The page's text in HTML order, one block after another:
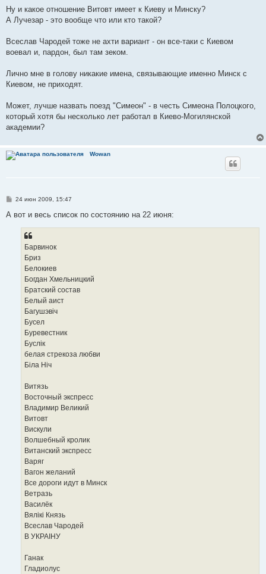
Ну и какое отношение Витовт имеет к Киеву и Минску?
А Лучезар - это вообще что или кто такой?
Всеслав Чародей тоже не ахти вариант - он все-таки с Киевом
воевал и, пардон, был там зеком.
Лично мне в голову никакие имена, связывающие именно Минск с
Киевом, не приходят.
Может, лучше назвать поезд "Симеон" - в честь Симеона Полоцкого,
который хотя бы несколько лет работал в Киево-Могилянской
академии?
Wowan
С
о
24 июн 2009, 15:47
А вот и весь список по состоянию на 22 июня:
Барвинок
Бриз
Белокиев
Богдан Хмельницкий
Братский состав
Белый аист
Багушэвіч
Бусел
Буревестник
Буслiк
белая стрекоза любви
Бiла Нiч
Витязь
Восточный экспресс
Владимир Великий
Витовт
Вискули
Волшебный кролик
Витанский экспресс
Варяг
Вагон желаний
Все дороги идут в Минск
Ветразь
Василёк
Вялікі Князь
Всеслав Чародей
В УКРАIНУ
Ганак
Гладиолус